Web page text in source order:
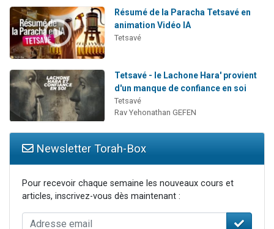
Résumé de la Paracha Tetsavé en
animation Vidéo IA
Tetsavé
Tetsavé - le Lachone Hara' provient
d'un manque de confiance en soi
Tetsavé
Rav Yehonathan GEFEN
Newsletter Torah-Box
Pour recevoir chaque semaine les nouveaux cours et
articles, inscrivez-vous dès maintenant :